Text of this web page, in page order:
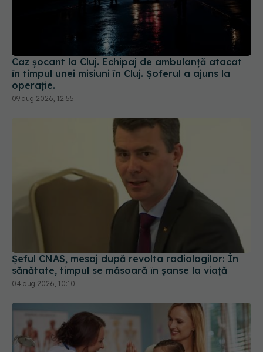
Caz șocant la Cluj. Echipaj de ambulanță atacat
în timpul unei misiuni în Cluj. Șoferul a ajuns la
operație.
09 aug 2026, 12:55
Șeful CNAS, mesaj după revolta radiologilor: În
sănătate, timpul se măsoară în șanse la viață
04 aug 2026, 10:10